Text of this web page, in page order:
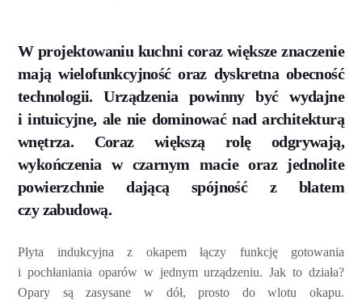
W projektowaniu kuchni coraz większe znaczenie
mają wielofunkcyjność oraz dyskretna obecność
technologii. Urządzenia powinny być wydajne
i intuicyjne, ale nie dominować nad architekturą
wnętrza. Coraz większą rolę odgrywają,
wykończenia w czarnym macie oraz jednolite
powierzchnie dającą spójność z blatem
czy zabudową.
Płyta indukcyjna z okapem łączy funkcję gotowania
i pochłaniania oparów w jednym urządzeniu. Jak to działa?
Opary są zasysane w dół, prosto do wlotu okapu.